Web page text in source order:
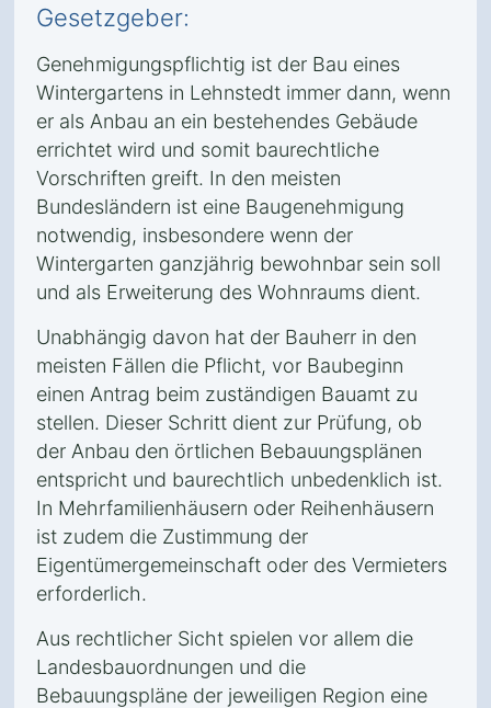
Gesetzgeber:
Genehmigungspflichtig ist der Bau eines
Wintergartens in Lehnstedt immer dann, wenn
er als Anbau an ein bestehendes Gebäude
errichtet wird und somit baurechtliche
Vorschriften greift. In den meisten
Bundesländern ist eine Baugenehmigung
notwendig, insbesondere wenn der
Wintergarten ganzjährig bewohnbar sein soll
und als Erweiterung des Wohnraums dient.
Unabhängig davon hat der Bauherr in den
meisten Fällen die Pflicht, vor Baubeginn
einen Antrag beim zuständigen Bauamt zu
stellen. Dieser Schritt dient zur Prüfung, ob
der Anbau den örtlichen Bebauungsplänen
entspricht und baurechtlich unbedenklich ist.
In Mehrfamilienhäusern oder Reihenhäusern
ist zudem die Zustimmung der
Eigentümergemeinschaft oder des Vermieters
erforderlich.
Aus rechtlicher Sicht spielen vor allem die
Landesbauordnungen und die
Bebauungspläne der jeweiligen Region eine